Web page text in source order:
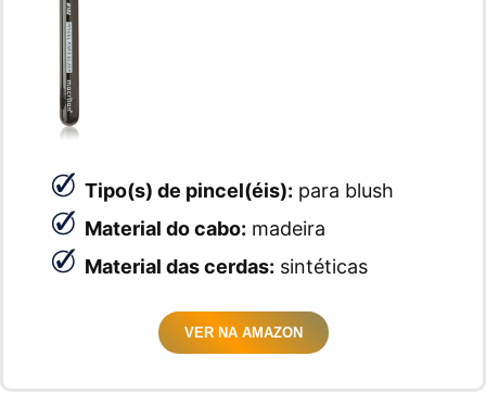
Tipo(s) de pincel(éis): para blush
Material do cabo: madeira
Material das cerdas: sintéticas
VER NA AMAZON